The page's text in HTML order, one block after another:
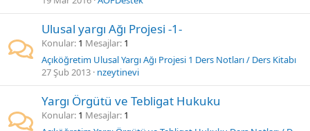
Ulusal yargı Ağı Projesi -1-
Konular 1 Mesajlar 1
Açıköğretim Ulusal Yargı Ağı Projesi 1 Ders Notları / Ders Kitabı
27 Şub 2013 nzeytinevi
Yargı Örgütü ve Tebligat Hukuku
Konular 1 Mesajlar 1